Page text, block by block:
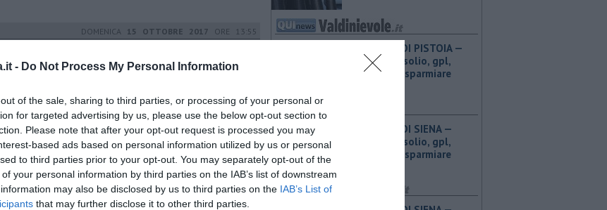
- Do Not Process My Personal Information
of the sale, sharing to third parties, or processing of your personal or
for targeted advertising by us, please use the below opt-out section to
Please note that after your opt-out request is processed you may
based ads based on personal information utilized by us or personal
to third parties prior to your opt-out. You may separately opt-out of the
your personal information by third parties on the IAB’s list of downstream
may also be disclosed by us to third parties on the IAB’s List of
that may further disclose it to other third parties.
DOMENICA 15 OTTOBRE 2017 ORE 13:55
imposte e tasse con un credito d'imposta del 75% e del 90%
MARTEDÌ 17 NOVEMBRE 2015ORE 14:25
il piano del paesaggio della
regionale ha approvato all'unanimità una mozione in difesa
PROVINCIA DI PISTOIA — ​
Benzina, gasolio, gpl,
ecco dove risparmiare
PROVINCIA DI SIENA — ​
Benzina, gasolio, gpl,
ecco dove risparmiare